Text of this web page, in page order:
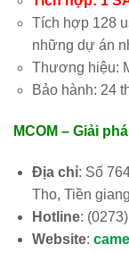
Tích hợp 128
những dự án
Thương hiệu:
Bảo hành: 24
MCOM – Giải
Địa chỉ: Số
Tho, Tiền giang
Hotline:
Website: